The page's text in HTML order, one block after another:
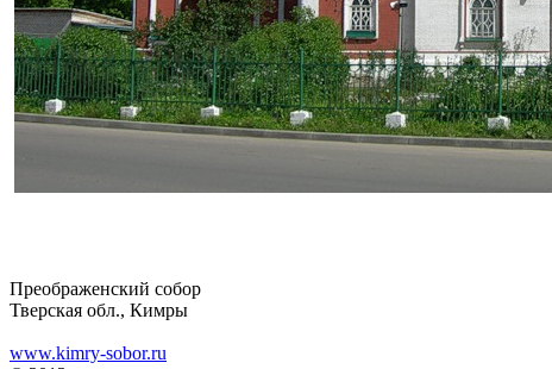
Преображенский собор
Тверская обл., Кимры
www.kimry-sobor.ru